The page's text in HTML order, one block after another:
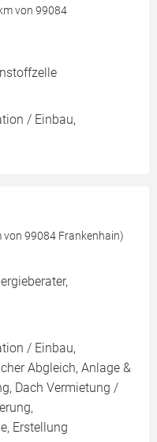
von 99084
/ Einbau,
99084 Frankenhain)
/ Einbau,
Abgleich, Anlage &
Dach Vermietung /
Erstellung